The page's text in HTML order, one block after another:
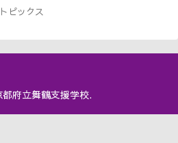
ピックス
府立舞鶴支援学校.